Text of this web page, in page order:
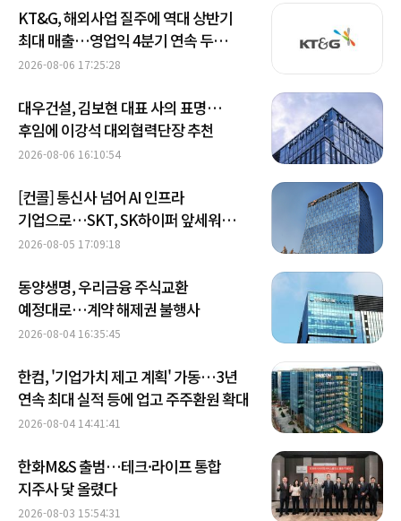
KT&G, 해외사업 질주에 역대 상반기
최대 매출…영업익 4분기 연속 두
자릿수 성장
2026-08-06 17:25:28
대우건설, 김보현 대표 사의 표명…
후임에 이강석 대외협력단장 추천
2026-08-06 16:10:54
[컨콜] 통신사 넘어 AI 인프라
기업으로…SKT, SK하이퍼 앞세워
데이터센터 주도권 경쟁
2026-08-05 17:09:18
동양생명, 우리금융 주식교환
예정대로…계약 해제권 불행사
2026-08-04 16:35:45
한컴, '기업가치 제고 계획' 가동…3년
연속 최대 실적 등에 업고 주주환원 확대
2026-08-04 14:41:41
한화M&S 출범…테크·라이프 통합
지주사 닻 올렸다
2026-08-03 15:54:31